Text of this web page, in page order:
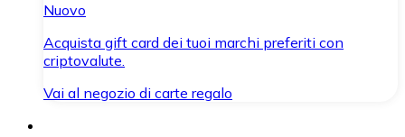
Nuovo
Acquista gift card dei tuoi marchi preferiti con
criptovalute.
Vai al negozio di carte regalo